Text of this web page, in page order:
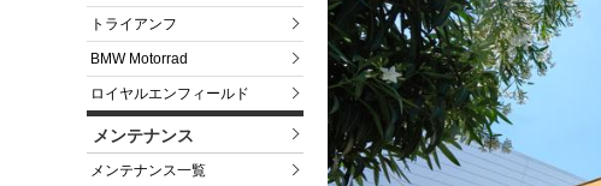
トライアンフ
BMW Motorrad
ロイヤルエンフィールド
メンテナンス
メンテナンス一覧